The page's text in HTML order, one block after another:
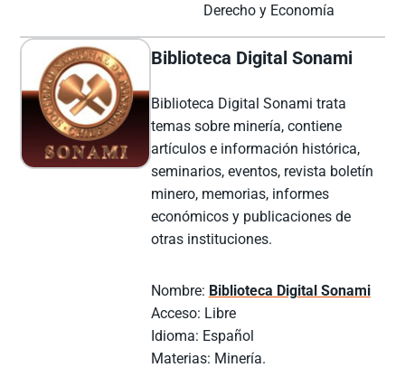
Derecho y Economía
Biblioteca Digital Sonami
Biblioteca Digital Sonami trata
temas sobre minería, contiene
artículos e información histórica,
seminarios, eventos, revista boletín
minero, memorias, informes
económicos y publicaciones de
otras instituciones.
Nombre: Biblioteca Digital Sonami
Acceso: Libre
Idioma: Español
Materias: Minería.